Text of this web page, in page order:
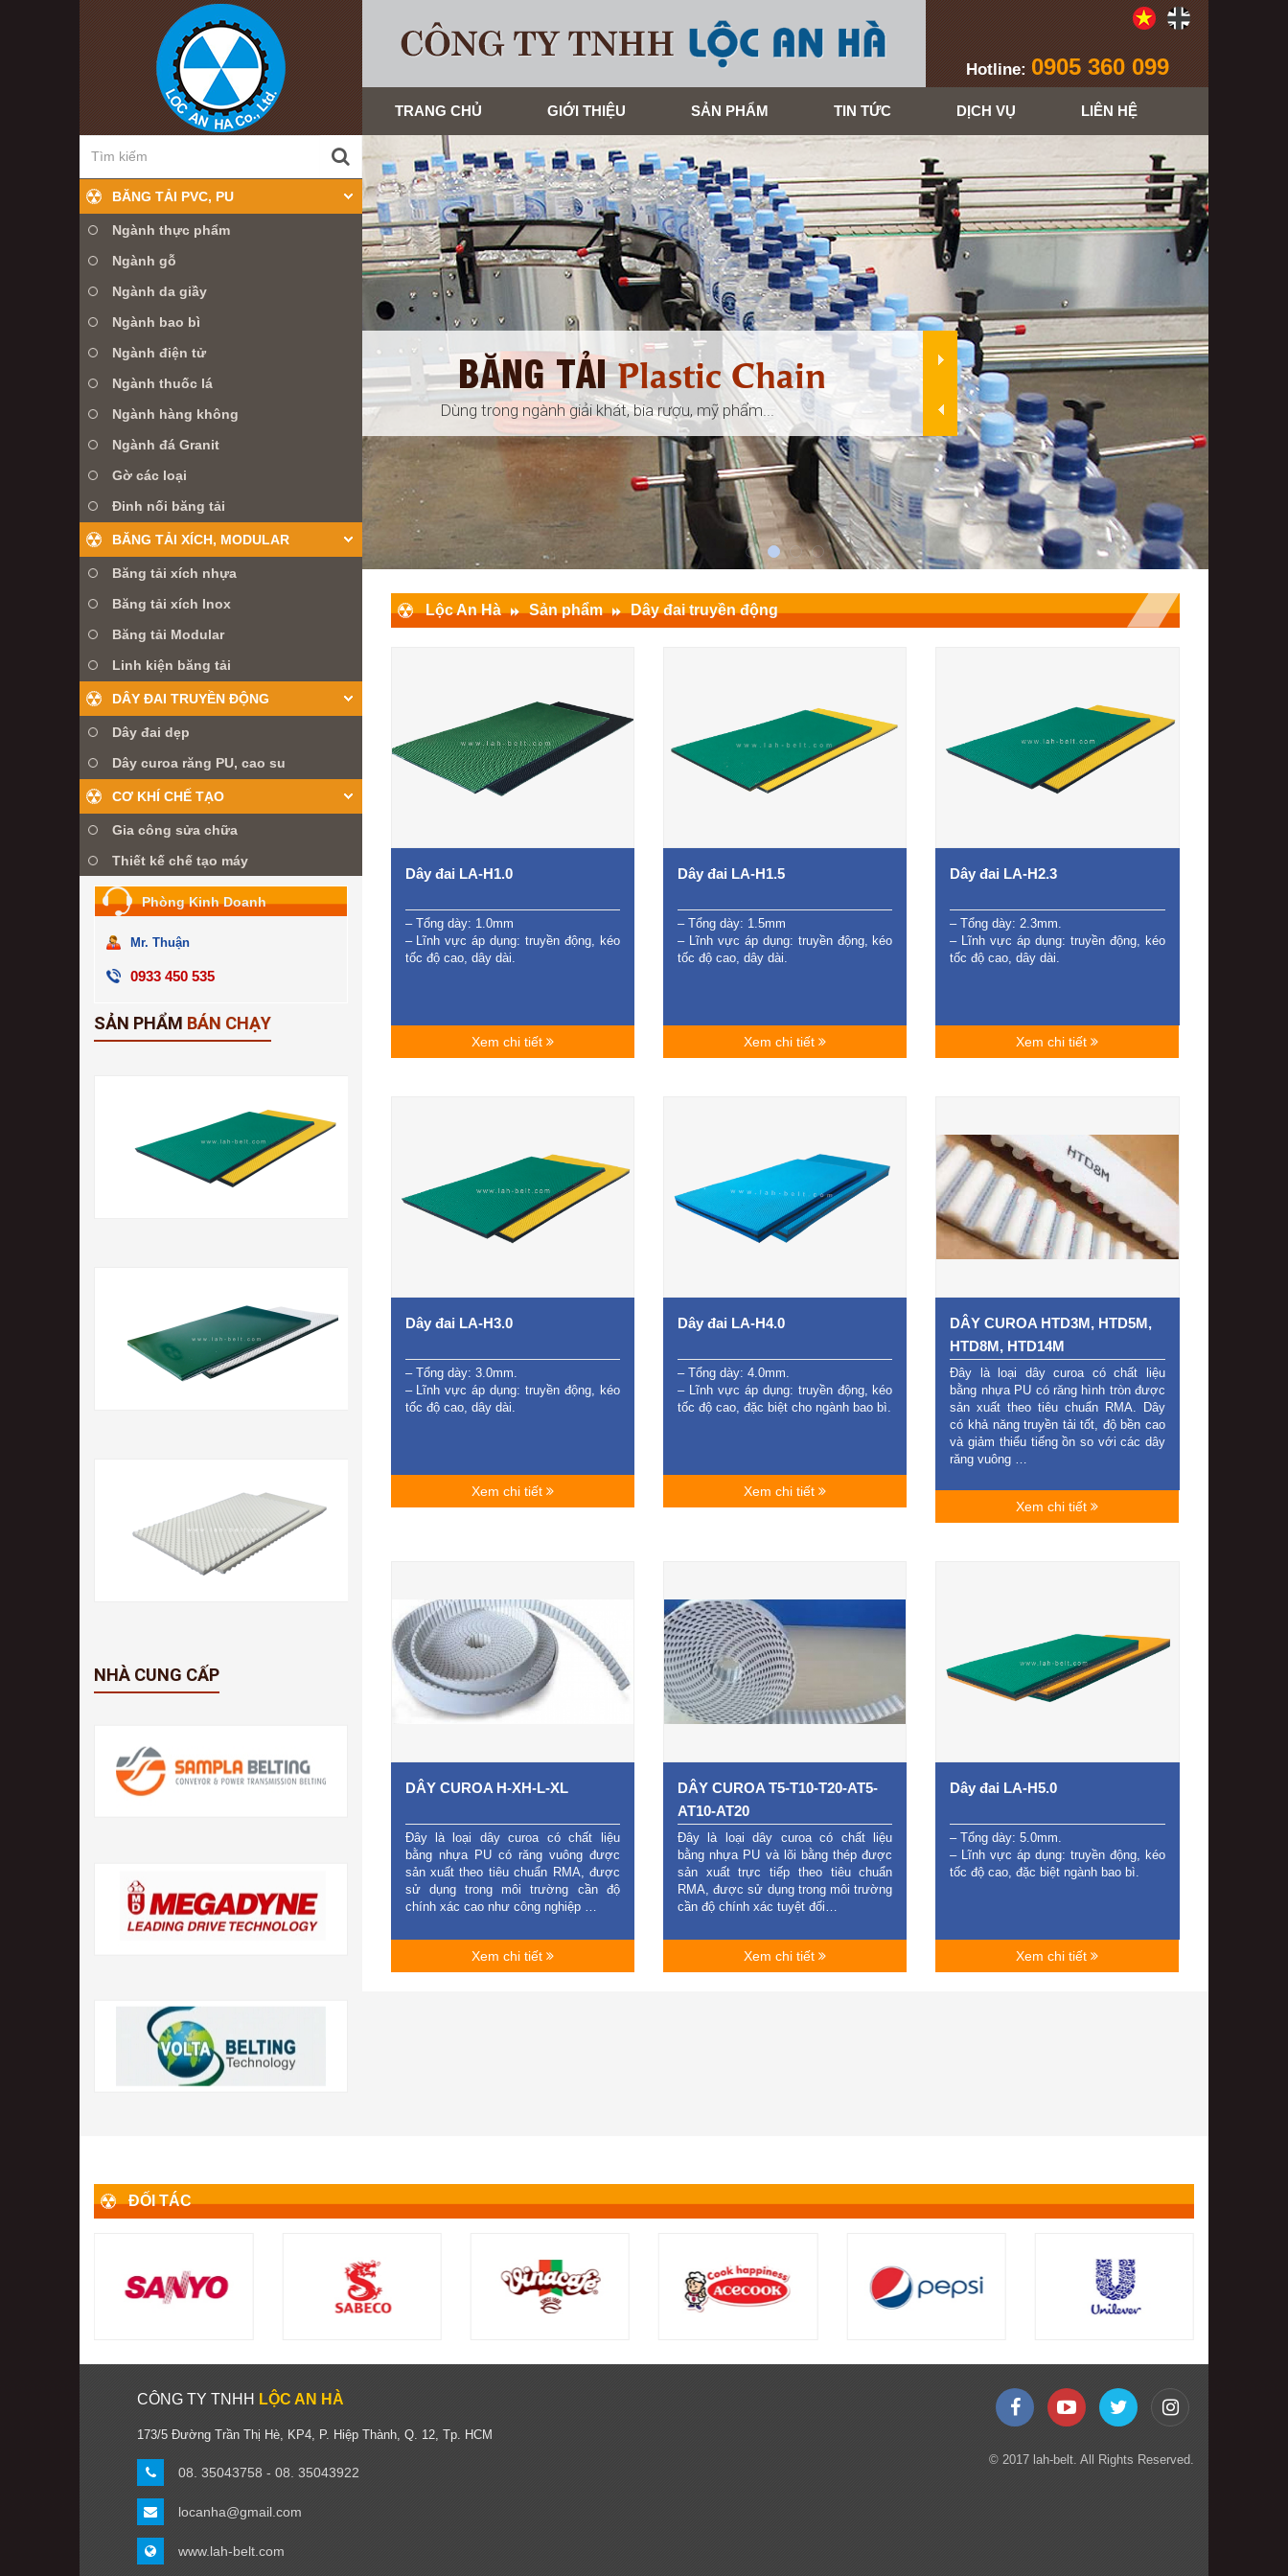
Hotline: 0905 360 099
TRANG CHỦ GIỚI THIỆU SẢN PHẨM TIN TỨC DỊCH VỤ LIÊN HỆ
BĂNG TẢI PVC, PU
Ngành thực phẩm
Ngành gỗ
Ngành da giầy
Ngành bao bì
Ngành điện tử
Ngành thuốc lá
Ngành hàng không
Ngành đá Granit
Gờ các loại
Đinh nối băng tải
BĂNG TẢI XÍCH, MODULAR
Băng tải xích nhựa
Băng tải xích Inox
Băng tải Modular
Linh kiện băng tải
DÂY ĐAI TRUYỀN ĐỘNG
Dây đai dẹp
Dây curoa răng PU, cao su
CƠ KHÍ CHẾ TẠO
Gia công sửa chữa
Thiết kế chế tạo máy
Phòng Kinh Doanh
Mr. Thuận
0933 450 535
SẢN PHẨM BÁN CHẠY
NHÀ CUNG CẤP
BĂNG TẢIPlastic Chain
Dùng trong ngành giải khát, bia rượu, mỹ phẩm...
Lộc An Hà Sản phẩm Dây đai truyền động
Dây đai LA-H1.0
– Tổng dày: 1.0mm
– Lĩnh vực áp dụng: truyền động, kéo
tốc độ cao, dây dài.
Xem chi tiết
Dây đai LA-H1.5
– Tổng dày: 1.5mm
– Lĩnh vực áp dụng: truyền động, kéo
tốc độ cao, dây dài.
Xem chi tiết
Dây đai LA-H2.3
– Tổng dày: 2.3mm.
– Lĩnh vực áp dụng: truyền động, kéo
tốc độ cao, dây dài.
Xem chi tiết
Dây đai LA-H3.0
– Tổng dày: 3.0mm.
– Lĩnh vực áp dụng: truyền động, kéo
tốc độ cao, dây dài.
Xem chi tiết
Dây đai LA-H4.0
– Tổng dày: 4.0mm.
– Lĩnh vực áp dụng: truyền động, kéo
tốc độ cao, đặc biệt cho ngành bao bì.
Xem chi tiết
DÂY CUROA HTD3M, HTD5M,
HTD8M, HTD14M
Đây là loại dây curoa có chất liệu
bằng nhựa PU có răng hình tròn được
sản xuất theo tiêu chuẩn RMA. Dây
có khả năng truyền tải tốt, độ bền cao
và giảm thiểu tiếng ồn so với các dây
răng vuông …
Xem chi tiết
DÂY CUROA H-XH-L-XL
Đây là loại dây curoa có chất liệu
bằng nhựa PU có răng vuông được
sản xuất theo tiêu chuẩn RMA, được
sử dụng trong môi trường cần độ
chính xác cao như công nghiệp …
Xem chi tiết
DÂY CUROA T5-T10-T20-AT5-
AT10-AT20
Đây là loại dây curoa có chất liệu
bằng nhựa PU và lõi bằng thép được
sản xuất trực tiếp theo tiêu chuẩn
RMA, được sử dụng trong môi trường
cần độ chính xác tuyệt đối…
Xem chi tiết
Dây đai LA-H5.0
– Tổng dày: 5.0mm.
– Lĩnh vực áp dụng: truyền động, kéo
tốc độ cao, đặc biệt ngành bao bì.
Xem chi tiết
ĐỐI TÁC
CÔNG TY TNHH LỘC AN HÀ
173/5 Đường Trần Thị Hè, KP4, P. Hiệp Thành, Q. 12, Tp. HCM
08. 35043758 - 08. 35043922
locanha@gmail.com
www.lah-belt.com
© 2017 lah-belt. All Rights Reserved.